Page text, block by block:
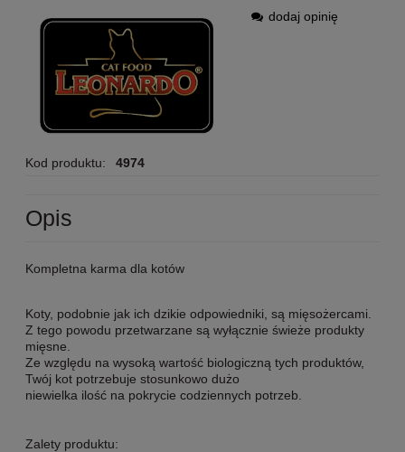
Kod produktu: 4974
dodaj opinię
Opis
Kompletna karma dla kotów
Koty, podobnie jak ich dzikie odpowiedniki, są mięsożercami.
Z tego powodu przetwarzane są wyłącznie świeże produkty
mięsne.
Ze względu na wysoką wartość biologiczną tych produktów,
Twój kot potrzebuje stosunkowo dużo
niewielka ilość na pokrycie codziennych potrzeb.
Zalety produktu: